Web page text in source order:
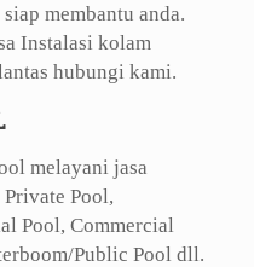
membantu anda.
Instalasi kolam
hubungi kami.
melayani jasa
Pool,
Pool, Commercial
Public Pool dll.